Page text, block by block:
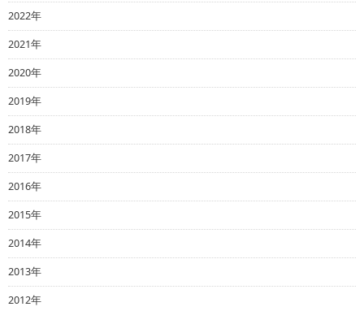
2022年
2021年
2020年
2019年
2018年
2017年
2016年
2015年
2014年
2013年
2012年